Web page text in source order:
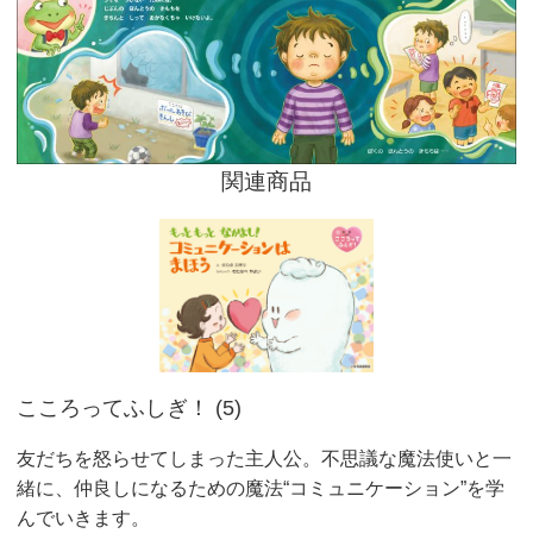
関連商品
こころってふしぎ！ (5)
友だちを怒らせてしまった主人公。不思議な魔法使いと一
緒に、仲良しになるための魔法“コミュニケーション”を学
んでいきます。